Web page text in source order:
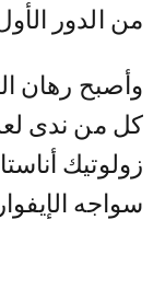
من الدور
وأصبح رهان
كل من ندى
زولوتيك
سواجه